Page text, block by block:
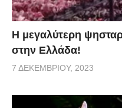
Η μεγαλύτερη
στην Ελλάδα!
7 ΔΕΚΕΜΒΡΊΟΥ, 2023